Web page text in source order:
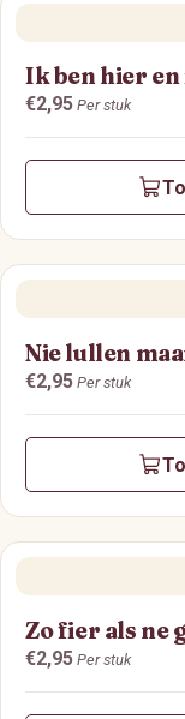
Ik ben hier en
Prijs:
€2,95 Per stuk
Nie lullen
Prijs:
€2,95 Per stuk
Zo fier als ne
Prijs:
€2,95 Per stuk